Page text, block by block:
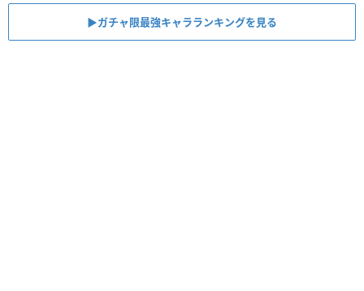
▶︎ガチャ限最強キャラランキングを見る